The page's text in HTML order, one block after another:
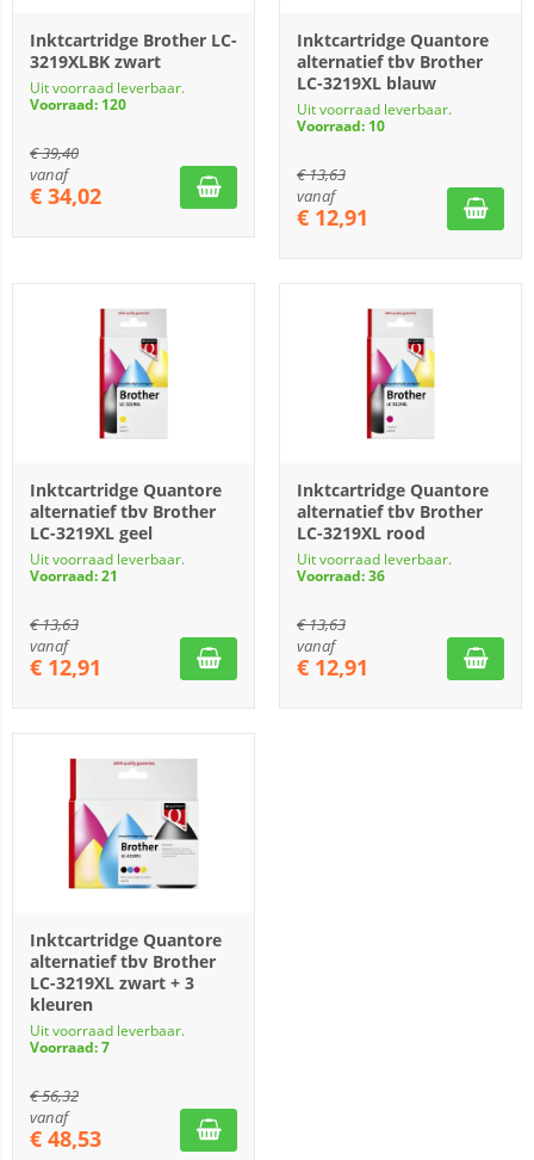
Inktcartridge Brother LC-
3219XLBK zwart
Uit voorraad leverbaar.
Voorraad: 120
€39,40
vanaf
€ 34,02
Inktcartridge Quantore
alternatief tbv Brother
LC-3219XL blauw
Uit voorraad leverbaar.
Voorraad: 10
€13,63
vanaf
€ 12,91
Inktcartridge Quantore
alternatief tbv Brother
LC-3219XL geel
Uit voorraad leverbaar.
Voorraad: 21
€13,63
vanaf
€ 12,91
Inktcartridge Quantore
alternatief tbv Brother
LC-3219XL rood
Uit voorraad leverbaar.
Voorraad: 36
€13,63
vanaf
€ 12,91
Inktcartridge Quantore
alternatief tbv Brother
LC-3219XL zwart + 3
kleuren
Uit voorraad leverbaar.
Voorraad: 7
€56,32
vanaf
€ 48,53